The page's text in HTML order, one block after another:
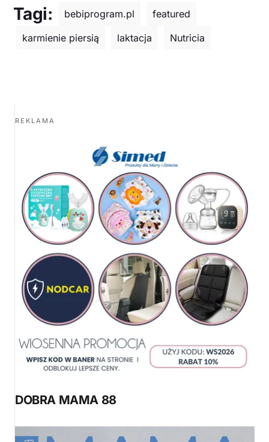
Tagi: bebiprogram.pl
featured
karmienie piersią
laktacja Nutricia
REKLAMA
DOBRA MAMA 88